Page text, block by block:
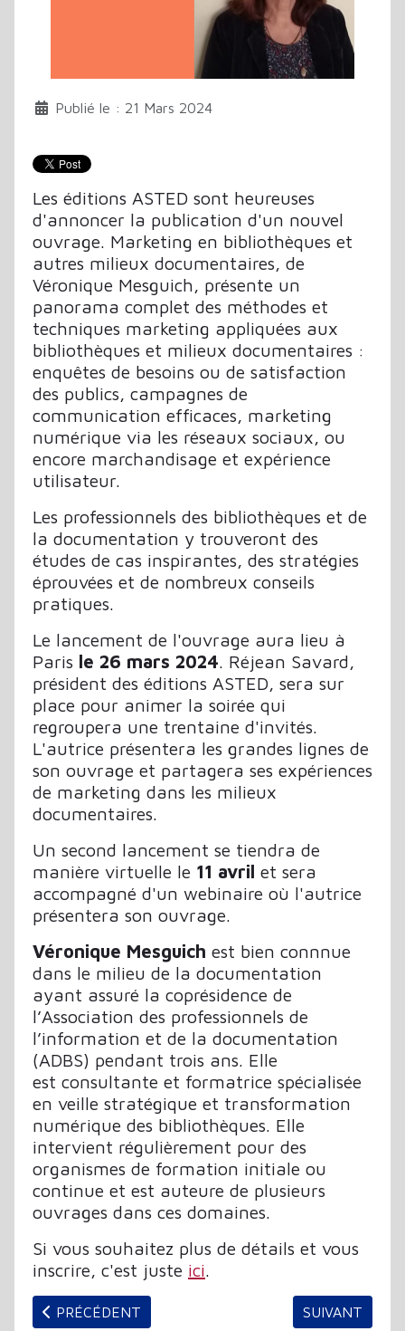
Publié le : 21 Mars 2024
Les éditions ASTED sont heureuses
d'annoncer la publication d'un nouvel
ouvrage. Marketing en bibliothèques et
autres milieux documentaires, de
Véronique Mesguich, présente un
panorama complet des méthodes et
techniques marketing appliquées aux
bibliothèques et milieux documentaires :
enquêtes de besoins ou de satisfaction
des publics, campagnes de
communication efficaces, marketing
numérique via les réseaux sociaux, ou
encore marchandisage et expérience
utilisateur.
Les professionnels des bibliothèques et de
la documentation y trouveront des
études de cas inspirantes, des stratégies
éprouvées et de nombreux conseils
pratiques.
Le lancement de l'ouvrage aura lieu à
Paris le 26 mars 2024. Réjean Savard,
président des éditions ASTED, sera sur
place pour animer la soirée qui
regroupera une trentaine d'invités.
L'autrice présentera les grandes lignes de
son ouvrage et partagera ses expériences
de marketing dans les milieux
documentaires.
Un second lancement se tiendra de
manière virtuelle le 11 avril et sera
accompagné d'un webinaire où l'autrice
présentera son ouvrage.
Véronique Mesguich est bien connnue
dans le milieu de la documentation
ayant assuré la coprésidence de
l’Association des professionnels de
l’information et de la documentation
(ADBS) pendant trois ans. Elle
est consultante et formatrice spécialisée
en veille stratégique et transformation
numérique des bibliothèques. Elle
intervient régulièrement pour des
organismes de formation initiale ou
continue et est auteure de plusieurs
ouvrages dans ces domaines.
Si vous souhaitez plus de détails et vous
inscrire, c'est juste ici.
ARTICLE PRÉCÉDENT : RETOUR SUR LES
PRÉCÉDENT ARTICLE
SUIVANT